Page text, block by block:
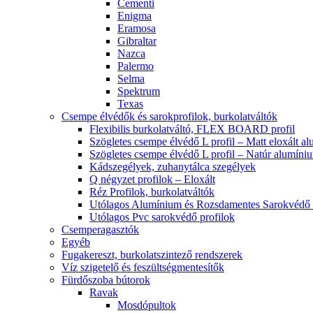
Cementi
Enigma
Eramosa
Gibraltar
Nazca
Palermo
Selma
Spektrum
Texas
Csempe élvédők és sarokprofilok, burkolatváltók
Flexibilis burkolatváltó, FLEX BOARD profil
Szögletes csempe élvédő L profil – Matt eloxált
Szögletes csempe élvédő L profil – Natúr
Kádszegélyek, zuhanytálca szegélyek
Q négyzet profilok – Eloxált
Réz Profilok, burkolatváltók
Utólagos Alumínium és Rozsdamentes
Utólagos Pvc sarokvédő profilok
Csemperagasztók
Egyéb
Fugakereszt, burkolatszintező rendszerek
Víz szigetelő és feszültségmentesítők
Fürdőszoba bútorok
Ravak
Mosdópultok